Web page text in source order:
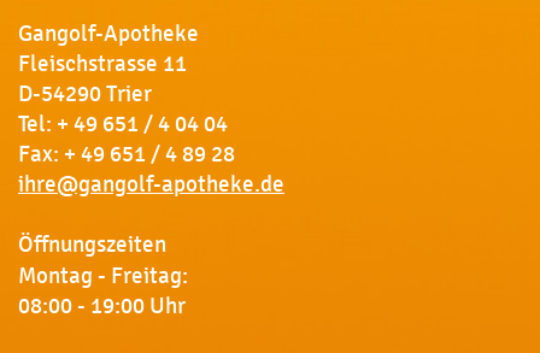
Gangolf-Apotheke
Fleischstrasse 11
D-54290 Trier
Tel: + 49 651 / 4 04 04
Fax: + 49 651 / 4 89 28
ihre@gangolf-apotheke.de
Öffnungszeiten
Montag - Freitag:
08:00 - 19:00 Uhr